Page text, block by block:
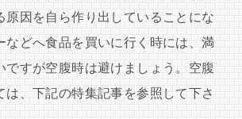
原因を自ら作り出していることにな
などへ食品を買いに行く時には、満
ですが空腹時は避けましょう。空腹
は、下記の特集記事を参照して下さ